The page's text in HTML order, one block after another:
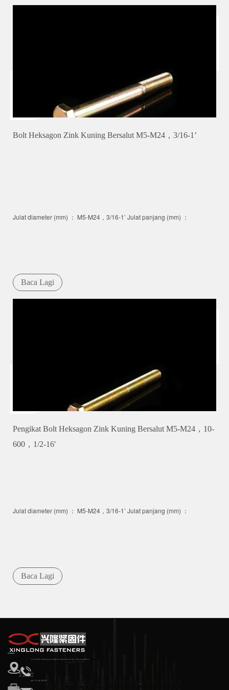
Bolt Heksagon Zink Kuning Bersalut M5-M24，3/16-1’
Julat diameter (mm) ： M5-M24，3/16-1’ Julat panjang (mm) ：
Baca Lagi
Pengikat Bolt Heksagon Zink Kuning Bersalut M5-M24，10-
600，1/2-16'
Julat diameter (mm) ： M5-M24，3/16-1’ Julat panjang (mm) ：
Baca Lagi
KENALAN
No.3, Third Jincheng RD, Qinshan Town, Haiyan City, Zhejiang, China
+86-18857388306
+86-18857388302
+86 573-86582333